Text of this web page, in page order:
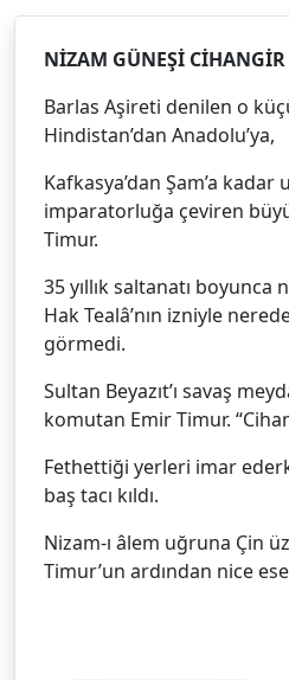
NİZAM GÜNEŞİ CİHANGİR
Barlas Aşireti denilen o
Hindistan’dan Anadolu’ya,
Kafkasya’dan Şam’a
imparatorluğa çeviren
Timur.
35 yıllık saltanatı boyunca
Hak Tealâ’nın izniyle
görmedi.
Sultan Beyazıt’ı savaş
komutan Emir Timur.
Fethettiği yerleri imar
baş tacı kıldı.
Nizam-ı âlem uğruna Çin
Timur’un ardından nice